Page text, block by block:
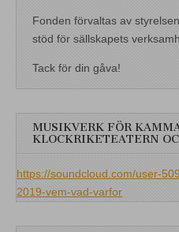
Fonden förvaltas av
stöd för sällskapets
Tack för din gåva!
MUSIKVERK FÖR
KLOCKRIKETEATERN
https://soundcloud.com/user-
2019-vem-vad-varfor